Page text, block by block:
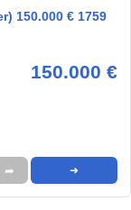
150.000 € 1759
150.000 €
➦ ➜